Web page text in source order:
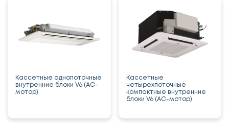
Кассетные однопоточные
внутренние блоки V6 (AC-
мотор)
Кассетные
четырехпоточные
компактные внутренние
блоки V6 (AC-мотор)